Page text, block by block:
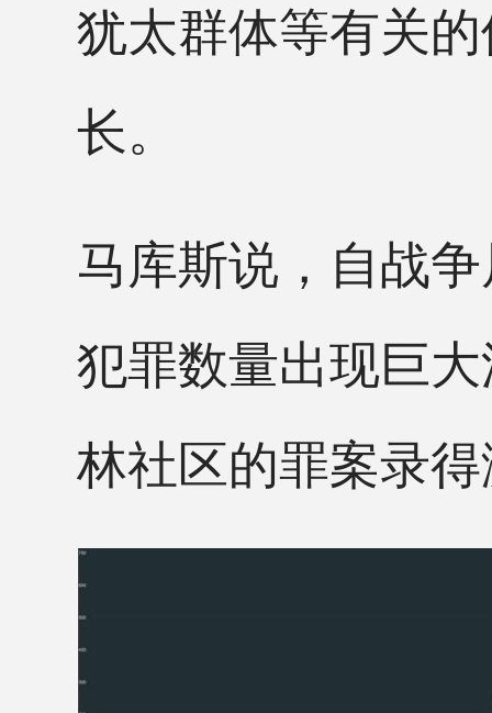
犹太群体等有关
长。
马库斯说，自战
犯罪数量出现巨
林社区的罪案录